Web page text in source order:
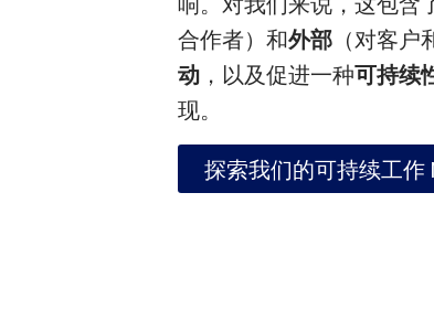
合作者）和外部 （对客
动 ，以及促进一种可持续
现。
探索我们的可持续工